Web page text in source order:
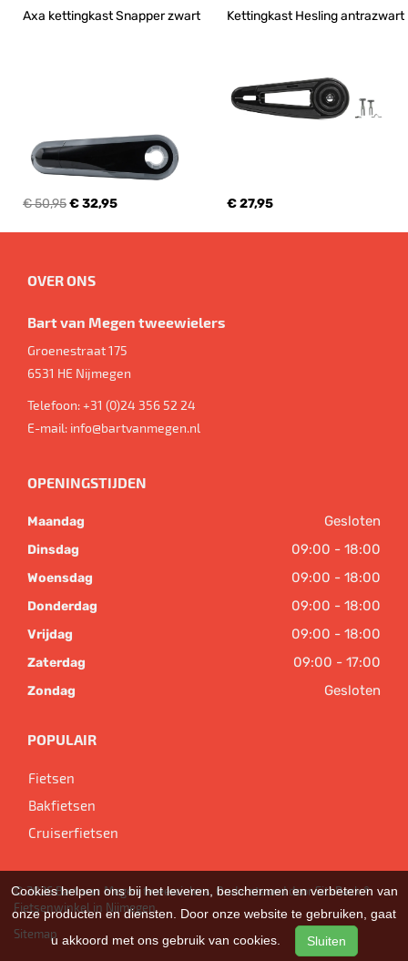
Axa kettingkast Snapper zwart
€ 50,95€ 32,95
Kettingkast Hesling antrazwart
€ 27,95
OVER ONS
Bart van Megen tweewielers
Groenestraat 175
6531 HE Nijmegen
Telefoon:+31 (0)24 356 52 24
E-mail: info@bartvanmegen.nl
OPENINGSTIJDEN
Maandag Gesloten
Dinsdag 09:00 - 18:00
Woensdag 09:00 - 18:00
Donderdag 09:00 - 18:00
Vrijdag 09:00 - 18:00
Zaterdag 09:00 - 17:00
Zondag Gesloten
POPULAIR
Fietsen
Bakfietsen
Cruiserfietsen
© 2026 Bart van Megen tweewielers. Ondersteund doorSitePack ®
Fietsenwinkel in Nijmegen
Sitemap
Cookies helpen ons bij het leveren, beschermen en verbeteren van
onze producten en diensten. Door onze website te gebruiken, gaat
u akkoord met ons gebruik van cookies.
Sluiten